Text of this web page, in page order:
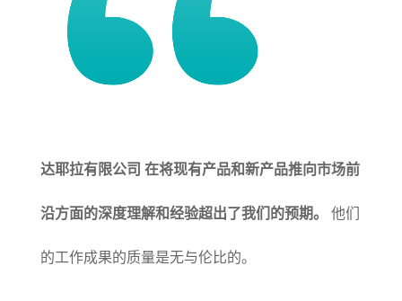
达耶拉有限公司 在将现有产品和新产品推向市场前
沿方面的深度理解和经验超出了我们的预期。 他们
的工作成果的质量是无与伦比的。